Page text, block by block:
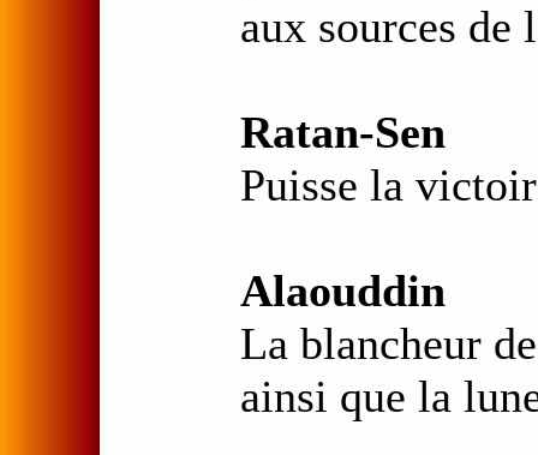
aux sources
Ratan-Sen
Puisse la
Alaouddin
La blancheur
ainsi que la